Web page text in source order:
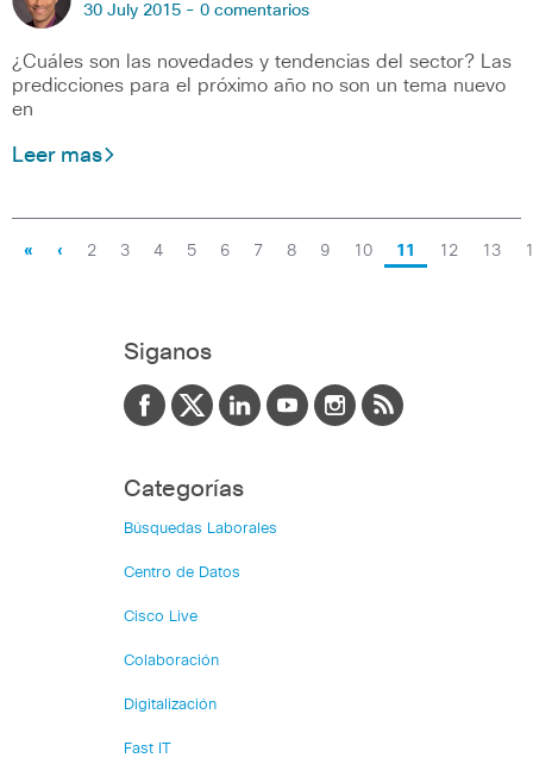
30 July 2015 - 0 comentarios
¿Cuáles son las novedades y tendencias del sector? Las
predicciones para el próximo año no son un tema nuevo
en
Leer mas
« ‹ 2 3 4 5 6 7 8 9 10 11 12 13
Siganos
Categorías
Búsquedas Laborales
Centro de Datos
Cisco Live
Colaboración
Digitalización
Fast IT